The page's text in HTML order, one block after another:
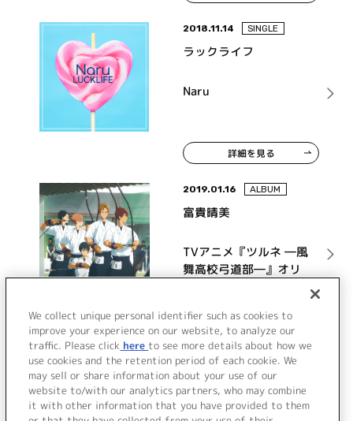
2018.11.14 SINGLE
ラックライフ
Naru
詳細を見る
2019.01.16 ALBUM
富貴晴美
TVアニメ『ツルネ ―風
舞高校弓道部―』オリ
詳細を見る
VIEW MORE
We collect unique personal identifier such as cookies to
improve your experience on our website, to analyze our
traffic. Please click here to see more details about how we
use cookies and the retention period of each cookie. We
may sell or share information about your use of our
website to/with our analytics partners, who may combine
it with other information that you have provided to them